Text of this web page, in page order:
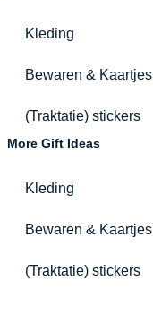
Kleding
Bewaren & Kaartjes
(Traktatie) stickers
More Gift Ideas
Kleding
Bewaren & Kaartjes
(Traktatie) stickers